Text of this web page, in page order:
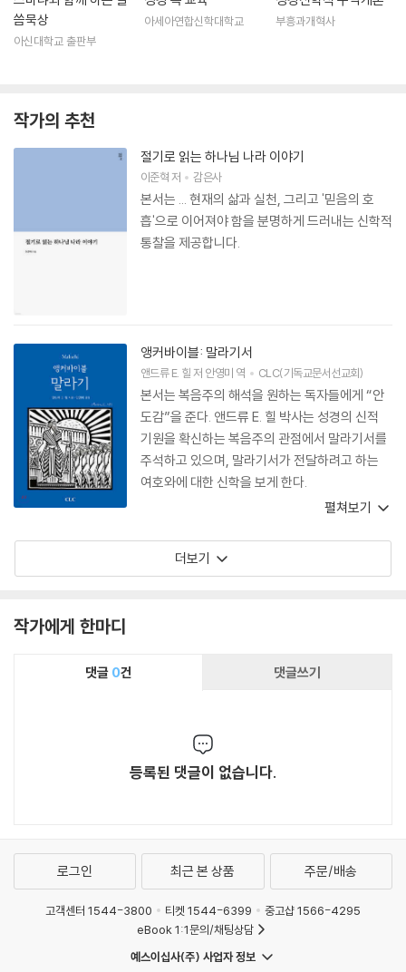
씀묵상
아신대학교 출판부
아세아연합신학대학교 부흥과개혁사
작가의 추천
절기로 읽는 하나님 나라 이야기
이준혁저 감은사
본서는 ... 현재의 삶과 실천, 그리고 '믿음의 호
흡'으로 이어져야 함을 분명하게 드러내는 신학적
통찰을 제공합니다.
앵커바이블: 말라기서
앤드류 E. 힐저 안영미 역 CLC(기독교문서선교회)
본서는 복음주의 해석을 원하는 독자들에게 “안
도감”을 준다. 앤드류 E. 힐 박사는 성경의 신적
기원을 확신하는 복음주의 관점에서 말라기서를
주석하고 있으며, 말라기서가 전달하려고 하는
여호와에 대한 신학을 보게 한다.
펼쳐보기
더보기
작가에게 한마디
댓글 0건 댓글쓰기
등록된 댓글이 없습니다.
로그인 최근 본 상품 주문/배송
고객센터 1544-3800 티켓 1544-6399
중고샵 1566-4295
eBook 1:1문의/채팅상담
예스이십사(주) 사업자 정보